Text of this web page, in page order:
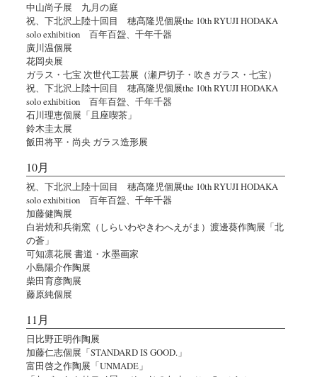
中山尚子展 九月の庭
祝、下北沢上陸十回目 穂髙隆児個展the 10th RYUJI HODAKA
solo exhibition 百年百盌、千年千器
廣川温個展
花岡央展
ガラス・七宝 次世代工芸展（瀬戸切子・吹きガラス・七宝）
祝、下北沢上陸十回目 穂髙隆児個展the 10th RYUJI HODAKA
solo exhibition 百年百盌、千年千器
石川理恵個展「且座喫茶」
鈴木圭太展
飯田将平・尚央 ガラス造形展
10月
祝、下北沢上陸十回目 穂髙隆児個展the 10th RYUJI HODAKA
solo exhibition 百年百盌、千年千器
加藤健陶展
白岩焼和兵衛窯（しらいわやきわへえがま）渡邊葵作陶展「北
の蒼」
可知凛花展 書道・水墨画家
小島陽介作陶展
柴田育彦陶展
藤原純個展
11月
日比野正明作陶展
加藤仁志個展「STANDARD IS GOOD.」
富田啓之作陶展「UNMADE」